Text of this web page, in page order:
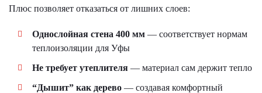
Плюс позволяет отказаться от лишних слоев:
Однослойная стена 400 мм — соответствует нормам
теплоизоляции для Уфы
Не требует утеплителя — материал сам держит тепло
“Дышит” как дерево — создавая комфортный